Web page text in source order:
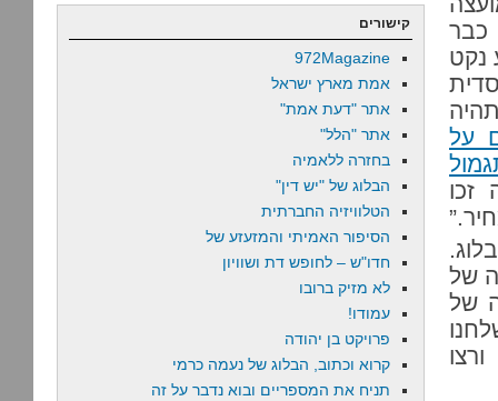
נקט
על
זכו
של
של
קישורים
972Magazine
אמת מארץ ישראל
אתר "דעת אמת"
אתר "הלל"
בחזרה ללאמיה
הבלוג של "יש דין"
הטלוויזיה החברתית
הסיפור האמיתי והמזעזע של
חדו"ש – לחופש דת ושוויון
לא מזיק ברובו
עמודו!
פרויקט בן יהודה
קרוא וכתוב, הבלוג של נעמה כרמי
תניח את המספריים ובוא נדבר על זה